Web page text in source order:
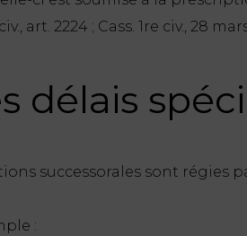
art. 2224 ; Cass. 1re civ., 28 mars
délais
successorales sont régies
: